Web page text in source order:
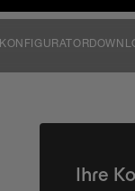
KONFIGURATOR
Ihre